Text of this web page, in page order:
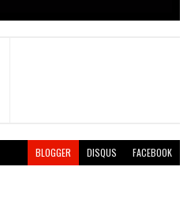
BLOGGER DISQUS FACEBOOK